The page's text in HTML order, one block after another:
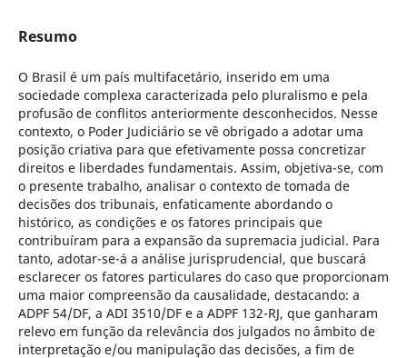
Resumo
O Brasil é um país multifacetário, inserido em uma
sociedade complexa caracterizada pelo pluralismo e pela
profusão de conflitos anteriormente desconhecidos. Nesse
contexto, o Poder Judiciário se vê obrigado a adotar uma
posição criativa para que efetivamente possa concretizar
direitos e liberdades fundamentais. Assim, objetiva-se, com
o presente trabalho, analisar o contexto de tomada de
decisões dos tribunais, enfaticamente abordando o
histórico, as condições e os fatores principais que
contribuíram para a expansão da supremacia judicial. Para
tanto, adotar-se-á a análise jurisprudencial, que buscará
esclarecer os fatores particulares do caso que proporcionam
uma maior compreensão da causalidade, destacando: a
ADPF 54/DF, a ADI 3510/DF e a ADPF 132-RJ, que ganharam
relevo em função da relevância dos julgados no âmbito de
interpretação e/ou manipulação das decisões, a fim de